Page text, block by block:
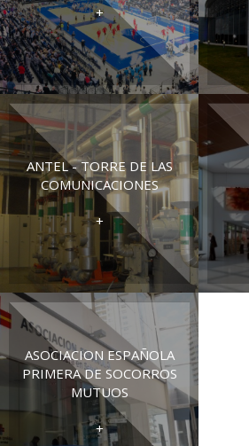
+
ANTEL - TORRE DE LAS
COMUNICACIONES
+
ASOCIACION ESPAÑOLA
PRIMERA DE SOCORROS
MUTUOS
+